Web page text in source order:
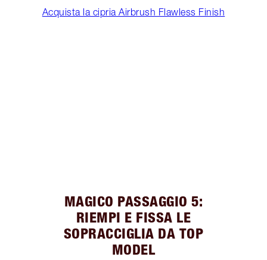
Acquista la cipria Airbrush Flawless Finish
MAGICO PASSAGGIO 5:
RIEMPI E FISSA LE
SOPRACCIGLIA DA TOP
MODEL